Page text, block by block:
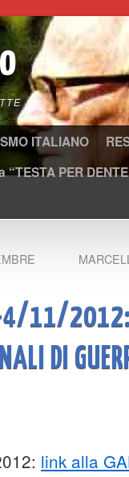
ITALIANO
“TESTA PER
11/2012:
DI
link alla